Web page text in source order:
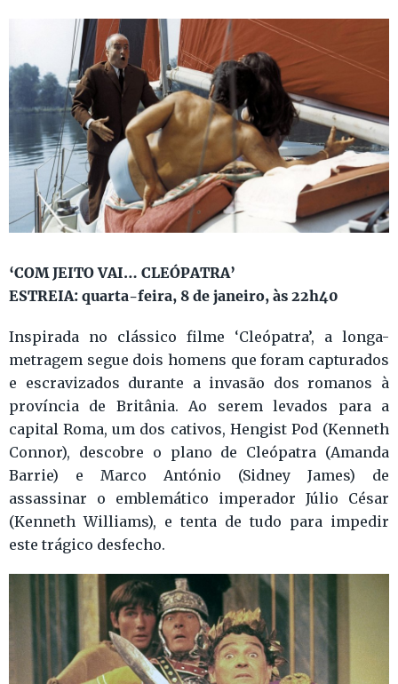
‘COM JEITO VAI… CLEÓPATRA’
ESTREIA: quarta-feira, 8 de janeiro, às 22h40
Inspirada no clássico filme ‘Cleópatra’, a longa-
metragem segue dois homens que foram capturados
e escravizados durante a invasão dos romanos à
província de Britânia. Ao serem levados para a
capital Roma, um dos cativos, Hengist Pod (Kenneth
Connor), descobre o plano de Cleópatra (Amanda
Barrie) e Marco António (Sidney James) de
assassinar o emblemático imperador Júlio César
(Kenneth Williams), e tenta de tudo para impedir
este trágico desfecho.